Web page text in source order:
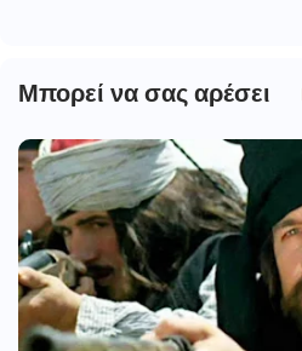
Μπορεί να σας αρέσει